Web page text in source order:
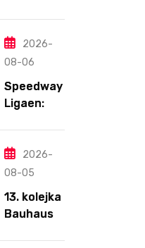
,
5.08.2026
2026-
08-06
Speedway
Ligaen:
Speedway
nie
tempa.
Lider
ponownie
2026-
08-05
13. kolejka
Bauhaus-